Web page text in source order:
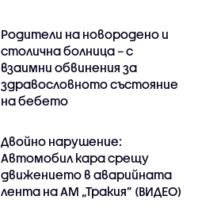
Родители на новородено и
столична болница – с
взаимни обвинения за
здравословното състояние
на бебето
Двойно нарушение:
Автомобил кара срещу
движението в аварийната
лента на АМ „Тракия” (ВИДЕО)